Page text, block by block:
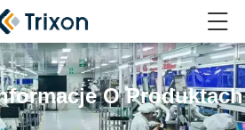
O Produktach